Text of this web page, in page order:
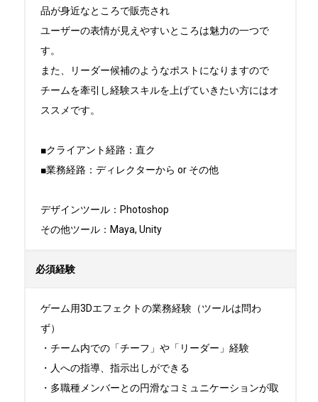
品が身近なところで販売され
ユーザーの表情が見えやすいところは魅力の一つで
す。
また、リーダー候補のようなポストになりますので
チームを牽引し経験スキルを上げていきたい方にはオ
ススメです。
■クライアント経路：直ク
■業務経路：ディレクターから or その他
デザインツール：Photoshop
その他ツール：Maya, Unity
必須経験
ゲーム用3Dエフェクトの業務経験（ツールは問わ
ず）
・チーム内での「チーフ」や「リーダー」経験
・人への指導、指示出しができる
・多職種メンバーとの円滑なコミュニケーションが取